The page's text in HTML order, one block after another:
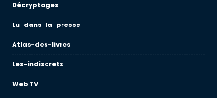
Décryptages
Lu-dans-la-presse
Atlas-des-livres
Les-indiscrets
Web TV